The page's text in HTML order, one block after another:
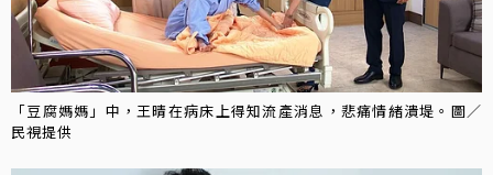
「豆腐媽媽」中，王晴在病床上得知流產消息，悲痛情緒潰堤。圖／
民視提供